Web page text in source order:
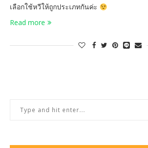
เลือกใช้หวีให้ถูกประเภทกันค่ะ
Read more